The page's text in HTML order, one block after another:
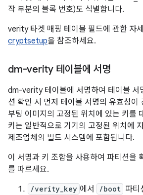
작 부분의 블록 번호)도 식별합니다.
verity 타겟 매핑 테이블 필드에 관한 자
cryptsetup을 참조하세요.
dm-verity 테이블에 서명
dm-verity 테이블에 서명하여 테이블 서
션 확인 시 먼저 테이블 서명의 유효성이
부팅 이미지의 고정된 위치에 있는 키를
키는 일반적으로 기기의 고정된 위치에
제조업체의 빌드 시스템에 포함됩니다.
이 서명과 키 조합을 사용하여 파티션을
를 따르세요.
/verity_key 에서 /boot 파티